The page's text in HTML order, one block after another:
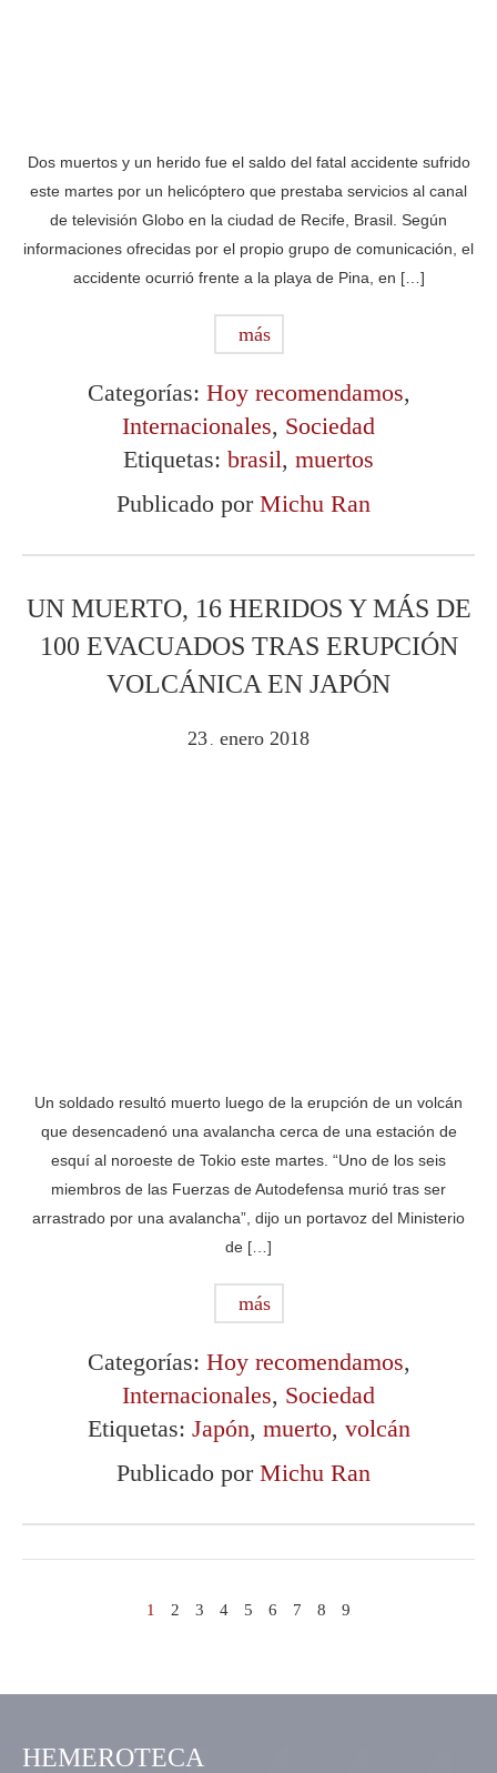
Dos muertos y un herido fue el saldo del fatal accidente sufrido
este martes por un helicóptero que prestaba servicios al canal
de televisión Globo en la ciudad de Recife, Brasil. Según
informaciones ofrecidas por el propio grupo de comunicación, el
accidente ocurrió frente a la playa de Pina, en […]
más
Categorías: Hoy recomendamos,
Internacionales, Sociedad
Etiquetas: brasil, muertos
Publicado por Michu Ran
UN MUERTO, 16 HERIDOS Y MÁS DE
100 EVACUADOS TRAS ERUPCIÓN
VOLCÁNICA EN JAPÓN
23 enero 2018
Un soldado resultó muerto luego de la erupción de un volcán
que desencadenó una avalancha cerca de una estación de
esquí al noroeste de Tokio este martes. “Uno de los seis
miembros de las Fuerzas de Autodefensa murió tras ser
arrastrado por una avalancha”, dijo un portavoz del Ministerio
de […]
más
Categorías: Hoy recomendamos,
Internacionales, Sociedad
Etiquetas: Japón, muerto, volcán
Publicado por Michu Ran
1 2 3 4 5 6 7 8 9
HEMEROTECA